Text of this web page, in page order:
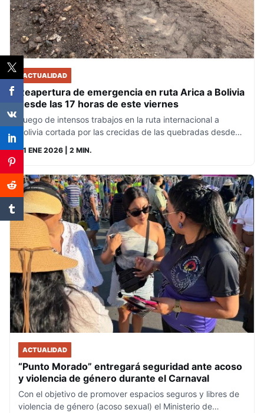
ACTUALIDAD
Reapertura de emergencia en ruta Arica a Bolivia
desde las 17 horas de este viernes
Luego de intensos trabajos en la ruta internacional a
Bolivia cortada por las crecidas de las quebradas desde…
31 ENE 2026 | 2 MIN.
ACTUALIDAD
“Punto Morado” entregará seguridad ante acoso
y violencia de género durante el Carnaval
Con el objetivo de promover espacios seguros y libres de
violencia de género (acoso sexual) el Ministerio de…